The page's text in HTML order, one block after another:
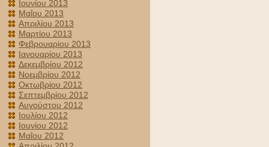
Ιουνίου 2013
Μαΐου 2013
Απριλίου 2013
Μαρτίου 2013
Φεβρουαρίου 2013
Ιανουαρίου 2013
Δεκεμβρίου 2012
Νοεμβρίου 2012
Οκτωβρίου 2012
Σεπτεμβρίου 2012
Αυγούστου 2012
Ιουλίου 2012
Ιουνίου 2012
Μαΐου 2012